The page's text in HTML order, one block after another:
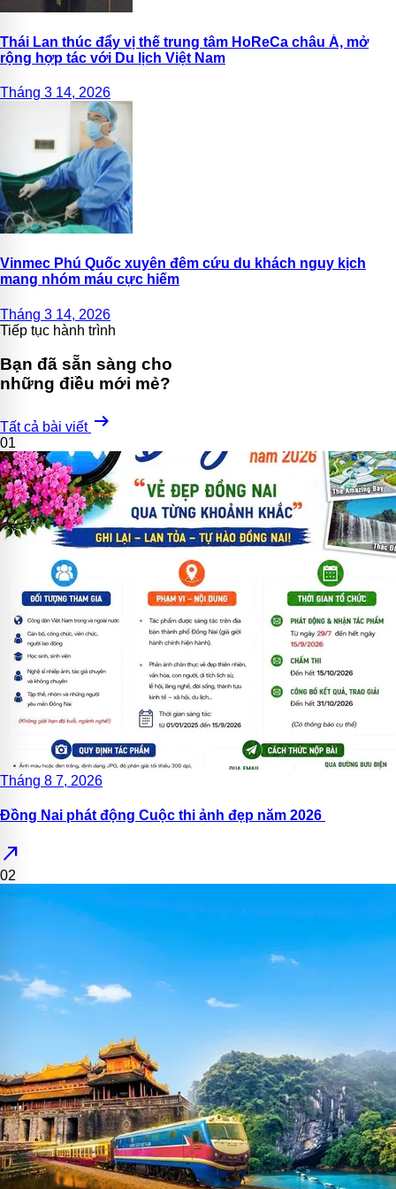
Thái Lan thúc đẩy vị thế trung tâm HoReCa châu Á, mở
rộng hợp tác với Du lịch Việt Nam
Tháng 3 14, 2026
Vinmec Phú Quốc xuyên đêm cứu du khách nguy kịch
mang nhóm máu cực hiếm
Tháng 3 14, 2026
Tiếp tục hành trình
Bạn đã sẵn sàng cho
những điều mới mẻ?
Tất cả bài viết arrow_right_alt
01
Tháng 8 7, 2026
Đồng Nai phát động Cuộc thi ảnh đẹp năm 2026
north_east
02